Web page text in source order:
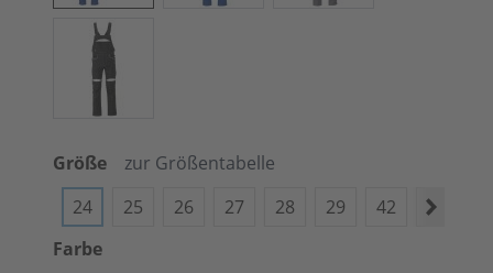
Größe
zur Größentabelle
24
25 26 27 28 29 42 44
Farbe